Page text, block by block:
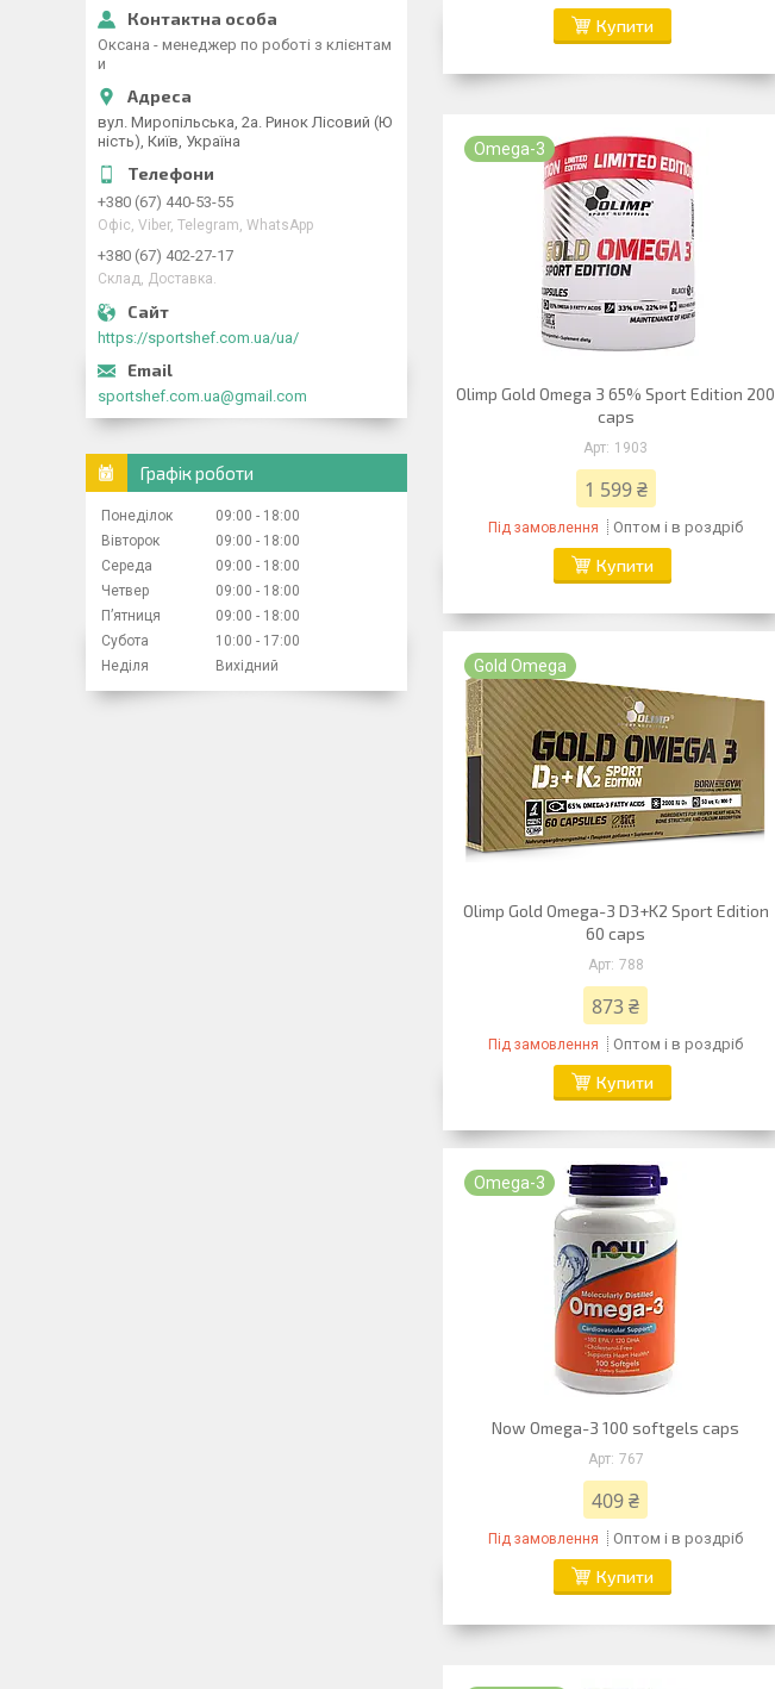
Купити
Omega-3
Olimp Gold Omega 3 65% Sport Edition 200
caps
1903
1 599 ₴
Під замовлення Оптом і в роздріб
Купити
Gold Omega
Olimp Gold Omega-3 D3+K2 Sport Edition
60 caps
788
873 ₴
Під замовлення Оптом і в роздріб
Купити
Omega-3
Now Omega-3 100 softgels caps
767
409 ₴
Під замовлення Оптом і в роздріб
Купити
Оксана - менеджер по роботі з клієнтам
и
вул. Миропільська, 2а. Ринок Лісовий (Ю
ність), Київ, Україна
+380 (67) 440-53-55
Офіс, Viber, Telegram, WhatsApp
+380 (67) 402-27-17
Склад, Доставка.
https://sportshef.com.ua/ua/
sportshef.com.ua@gmail.com
Графік роботи
Понеділок 09:00
18:00
Вівторок
09:00
18:00
Середа
09:00
18:00
Четвер
09:00
18:00
Пʼятниця
09:00
18:00
Субота
10:00
17:00
Неділя
Вихідний